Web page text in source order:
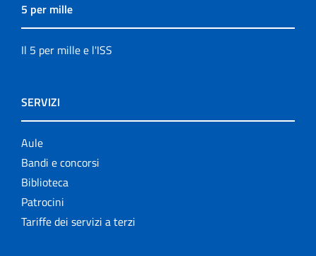
5 per mille
Il 5 per mille e l'ISS
SERVIZI
Aule
Bandi e concorsi
Biblioteca
Patrocini
Tariffe dei servizi a terzi